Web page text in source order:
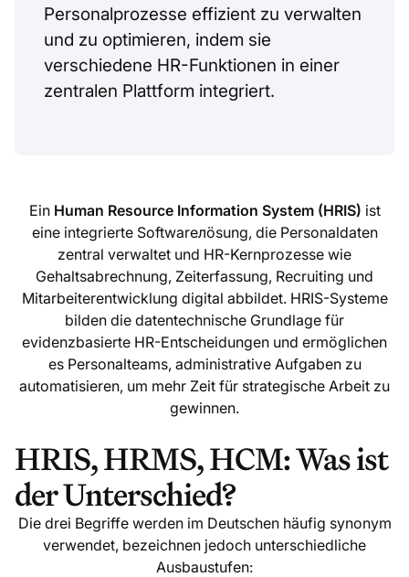
Personalprozesse effizient zu verwalten
und zu optimieren, indem sie
verschiedene HR-Funktionen in einer
zentralen Plattform integriert.
Ein Human Resource Information System (HRIS) ist
eine integrierte Softwarелösung, die Personaldaten
zentral verwaltet und HR-Kernprozesse wie
Gehaltsabrechnung, Zeiterfassung, Recruiting und
Mitarbeiterentwicklung digital abbildet. HRIS-Systeme
bilden die datentechnische Grundlage für
evidenzbasierte HR-Entscheidungen und ermöglichen
es Personalteams, administrative Aufgaben zu
automatisieren, um mehr Zeit für strategische Arbeit zu
gewinnen.
HRIS, HRMS, HCM: Was ist
der Unterschied?
Die drei Begriffe werden im Deutschen häufig synonym
verwendet, bezeichnen jedoch unterschiedliche
Ausbaustufen: